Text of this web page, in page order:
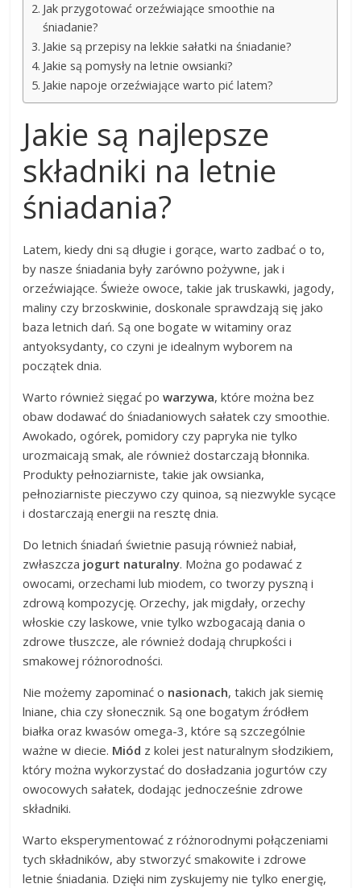
Jak przygotować orzeźwiające smoothie na
śniadanie?
Jakie są przepisy na lekkie sałatki na śniadanie?
Jakie są pomysły na letnie owsianki?
Jakie napoje orzeźwiające warto pić latem?
Jakie są najlepsze
składniki na letnie
śniadania?
Latem, kiedy dni są długie i gorące, warto zadbać o to,
by nasze śniadania były zarówno pożywne, jak i
orzeźwiające. Świeże owoce, takie jak truskawki, jagody,
maliny czy brzoskwinie, doskonale sprawdzają się jako
baza letnich dań. Są one bogate w witaminy oraz
antyoksydanty, co czyni je idealnym wyborem na
początek dnia.
Warto również sięgać powarzywa, które można bez
obaw dodawać do śniadaniowych sałatek czy smoothie.
Awokado, ogórek, pomidory czy papryka nie tylko
urozmaicają smak, ale również dostarczają błonnika.
Produkty pełnoziarniste, takie jak owsianka,
pełnoziarniste pieczywo czy quinoa, są niezwykle sycące
i dostarczają energii na resztę dnia.
Do letnich śniadań świetnie pasują również nabiał,
zwłaszcza jogurt naturalny. Można go podawać z
owocami, orzechami lub miodem, co tworzy pyszną i
zdrową kompozycję. Orzechy, jak migdały, orzechy
włoskie czy laskowe, vnie tylko wzbogacają dania o
zdrowe tłuszcze, ale również dodają chrupkości i
smakowej różnorodności.
Nie możemy zapominać o nasionach, takich jak siemię
lniane, chia czy słonecznik. Są one bogatym źródłem
białka oraz kwasów omega-3, które są szczególnie
ważne w diecie. Miód z kolei jest naturalnym słodzikiem,
który można wykorzystać do dosładzania jogurtów czy
owocowych sałatek, dodając jednocześnie zdrowe
składniki.
Warto eksperymentować z różnorodnymi połączeniami
tych składników, aby stworzyć smakowite i zdrowe
letnie śniadania. Dzięki nim zyskujemy nie tylko energię,